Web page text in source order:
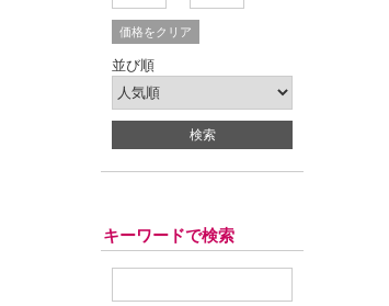
価格をクリア
並び順
キーワードで検索